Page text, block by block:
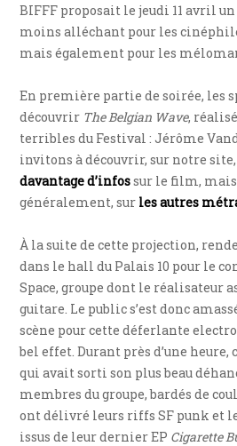
BIFFF proposait le jeudi 11 avril
moins alléchant pour les
mais également pour les
En première partie de soirée, les
découvrir The Belgian Wave,
terribles du Festival : Jérôme
invitons à découvrir, sur notre site,
davantage d’infossur le film, mais
généralement, sur les autres
À la suite de cette projection,
dans le hall du Palais 10 pour le
Space, groupe dont le réalisateur
guitare. Le public s’est donc
scène pour cette déferlante
bel effet. Durant près d’une heure,
qui avait sorti son plus beau
membres du groupe, bardés de
ont délivré leurs riffs SF punk et
issus de leur dernier EP Cigarette